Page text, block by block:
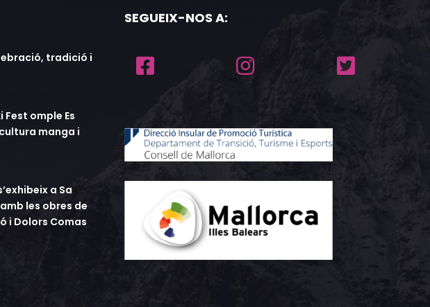
tradició i
omple Es
manga i
a Sa
les obres de
i Dolors Comas
SEGUEIX-NOS A: